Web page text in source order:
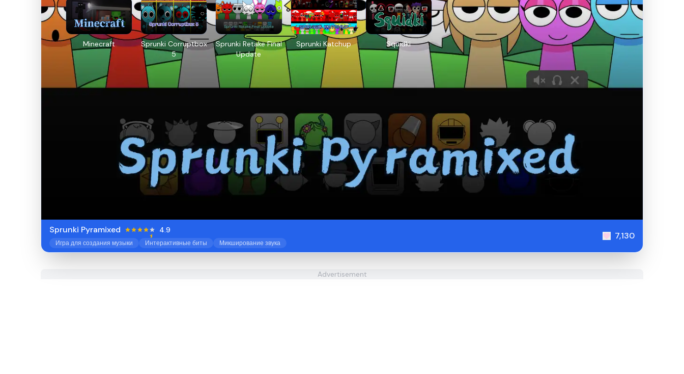
Minecraft
Sprunki Corruptbox
5
Sprunki Retake Final
Update
Sprunki Katchup Squidki
Sprunki Pyramixed 4.9
Игра для создания музыки Интерактивные биты Микширование звука
7,130
Advertisement